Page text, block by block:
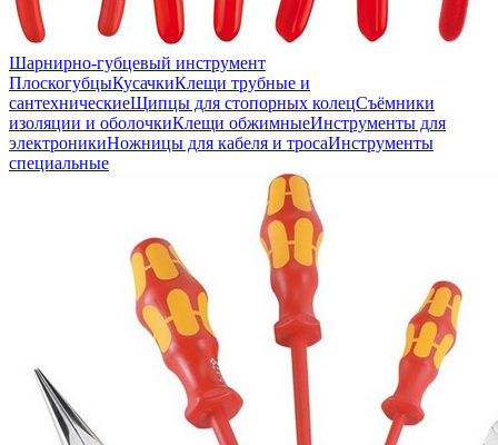
Шарнирно-губцевый инструмент
ПлоскогубцыКусачкиКлещи трубные и
сантехническиеЩипцы для стопорных колецСъёмники
изоляции и оболочкиКлещи обжимныеИнструменты для
электроникиНожницы для кабеля и тросаИнструменты
специальные